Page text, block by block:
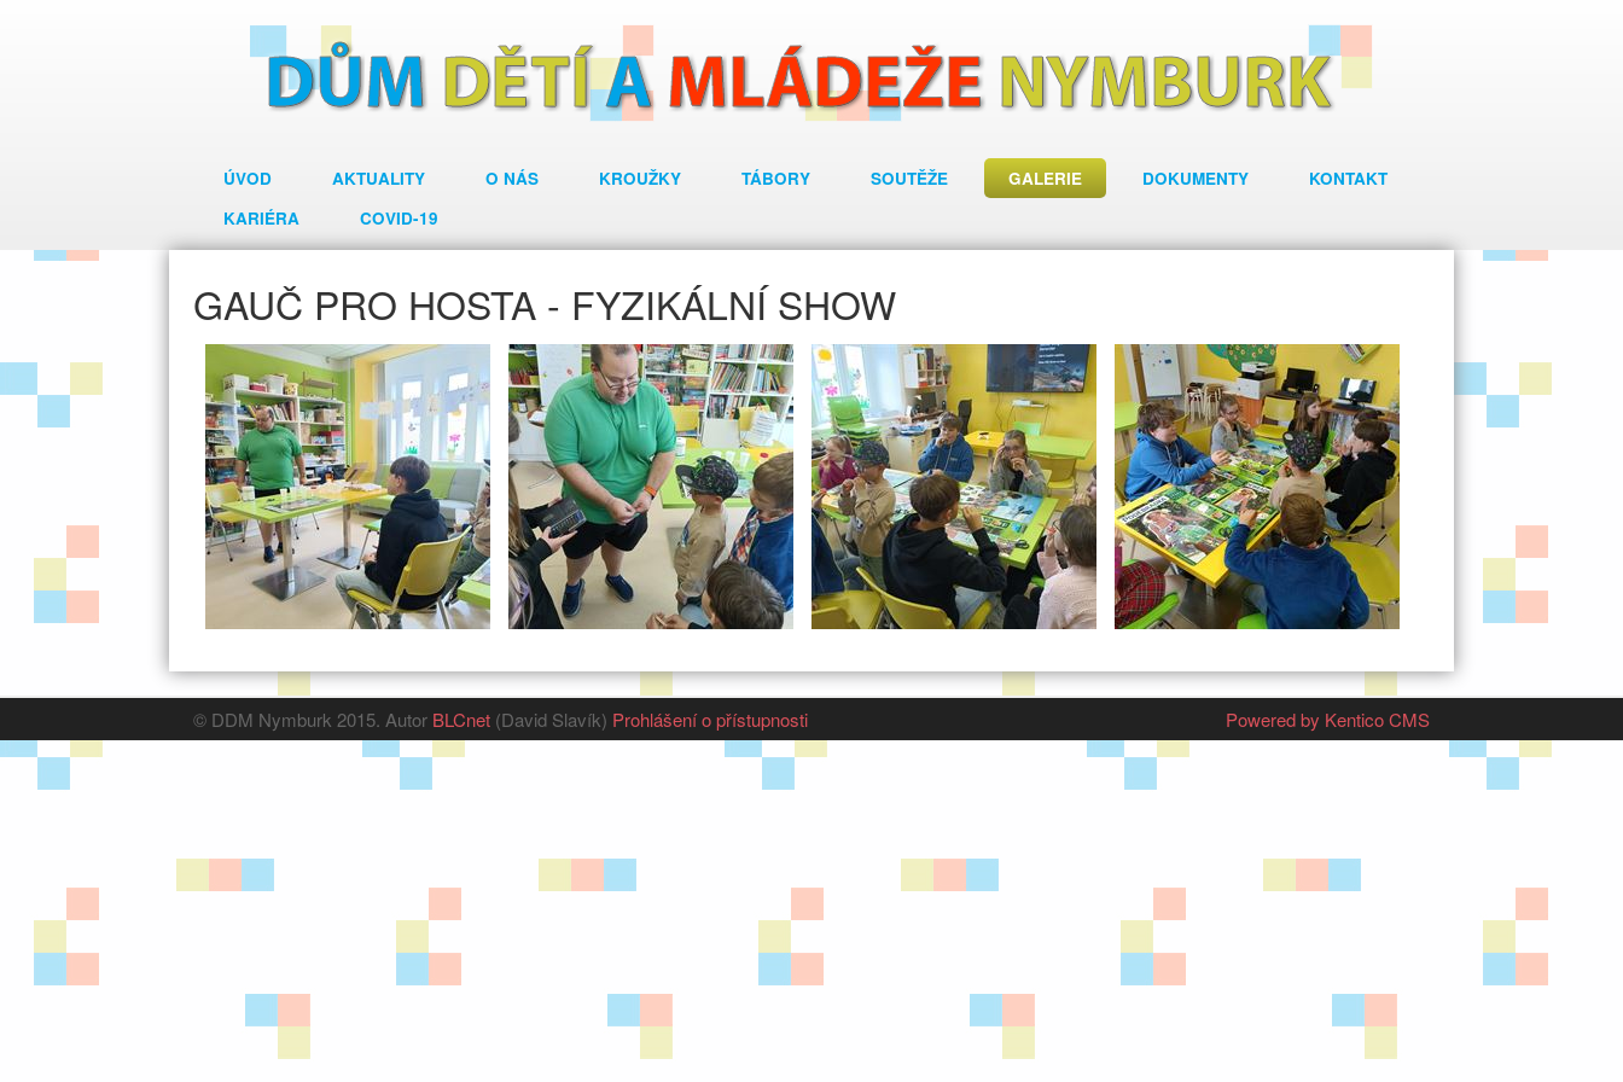
ÚVOD AKTUALITY O NÁS KROUŽKY TÁBORY SOUTĚŽE GALERIE DOKUMENTY
KONTAKT
KARIÉRA
COVID-19
GAUČ PRO HOSTA - FYZIKÁLNÍ SHOW
© DDM Nymburk 2015. Autor BLCnet (David Slavík) Prohlášení o přístupnosti Powered by Kentico CMS